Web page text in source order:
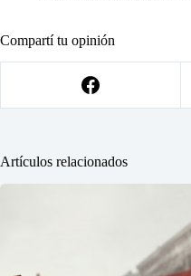
Compartí tu opinión
Artículos relacionados